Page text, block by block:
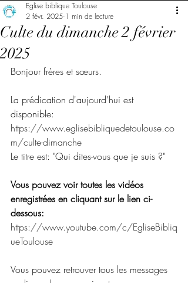
Culte du dimanche 2 février
2025
Eglise biblique Toulouse
2 févr. 2025 1 min de lecture
Bonjour frères et sœurs.
La prédication d'aujourd'hui est
disponible:
https://www.eglisebibliquedetoulouse.co
m/culte-dimanche
Le titre est: "Qui dites-vous que je suis ?"
Vous pouvez voir toutes les vidéos
enregistrées en cliquant sur le lien ci-
dessous:
https://www.youtube.com/c/EgliseBibliq
ueToulouse
Vous pouvez retrouver tous les messages